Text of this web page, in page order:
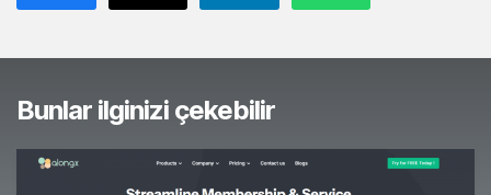
Bunlar ilginizi çekebilir